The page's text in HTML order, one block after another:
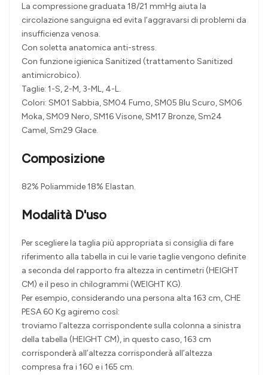
La compressione graduata 18/21 mmHg aiuta la
circolazione sanguigna ed evita l’aggravarsi di problemi da
insufficienza venosa.
Con soletta anatomica anti-stress.
Con funzione igienica Sanitized (trattamento Sanitized
antimicrobico).
Taglie: 1-S, 2-M, 3-ML, 4-L.
Colori: SM01 Sabbia, SM04 Fumo, SM05 Blu Scuro, SM06
Moka, SM09 Nero, SM16 Visone, SM17 Bronze, Sm24
Camel, Sm29 Glace.
Composizione
82% Poliammide 18% Elastan.
Modalità D'uso
Per scegliere la taglia più appropriata si consiglia di fare
riferimento alla tabella in cui le varie taglie vengono definite
a seconda del rapporto fra altezza in centimetri (HEIGHT
CM) e il peso in chilogrammi (WEIGHT KG).
Per esempio, considerando una persona alta 163 cm, CHE
PESA 60 Kg agiremo così:
troviamo l’altezza corrispondente sulla colonna a sinistra
della tabella (HEIGHT CM), in questo caso, 163 cm
corrisponderà all’altezza corrisponderà all’altezza
compresa fra i 160 e i 165 cm.